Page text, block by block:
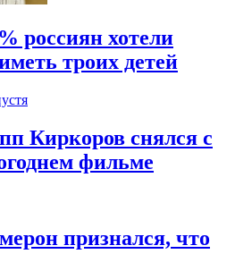
хотели
троих детей
Киркоров снялся с
фильме
признался, что